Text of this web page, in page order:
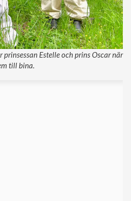
prinsessan Estelle och prins Oscar när
till bina.